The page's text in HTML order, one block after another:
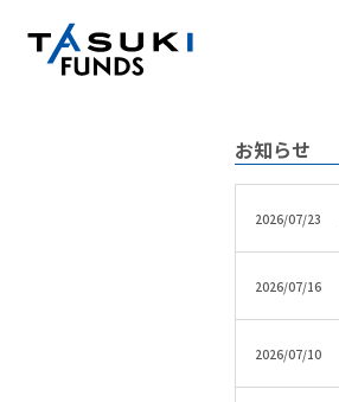
お知らせ
2026/07/23
2026/07/16
2026/07/10